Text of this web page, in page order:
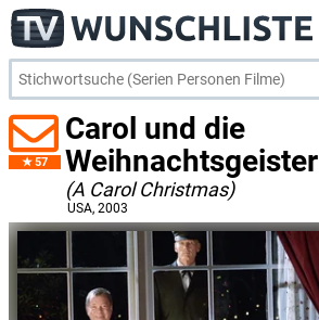
57
Carol und die
Weihnachtsgeister
(A Carol Christmas)
USA, 2003